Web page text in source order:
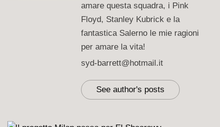
amare questa squadra, i Pink
Floyd, Stanley Kubrick e la
fantastica Salerno le mie ragioni
per amare la vita!
syd-barrett@hotmail.it
See author's posts